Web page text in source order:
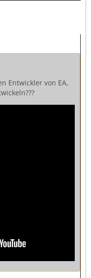
Entwickler von EA,